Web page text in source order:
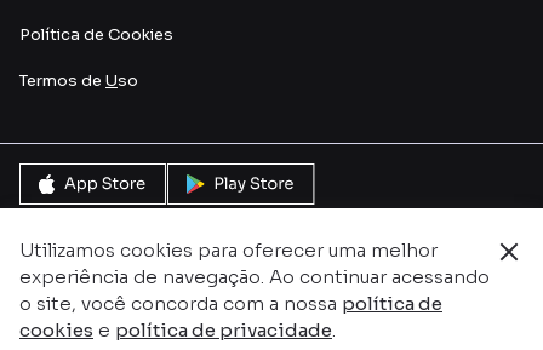
Utilizamos cookies para oferecer uma melhor
experiência de navegação. Ao continuar acessando
o site, você concorda com a nossa política de
cookies e política de privacidade.
Política de Cookies
Termos de Uso